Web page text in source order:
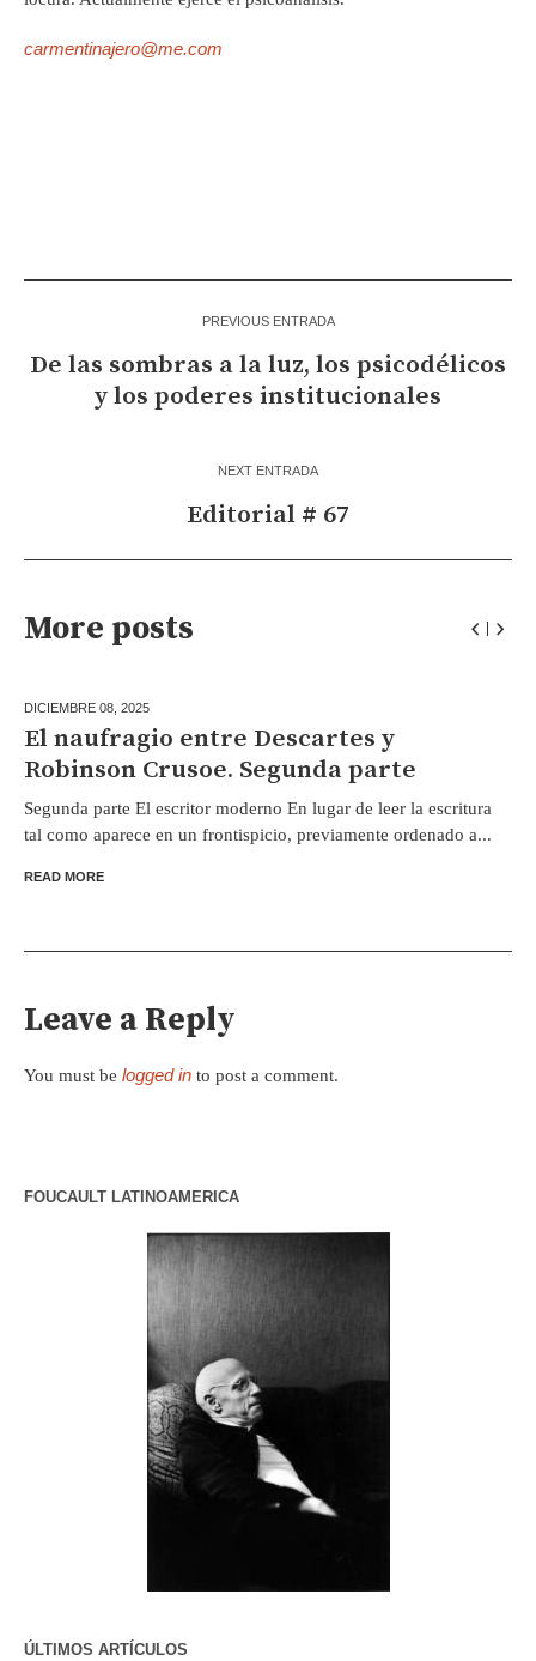
carmentinajero@me.com
PREVIOUS ENTRADA
De las sombras a la luz, los psicodélicos
y los poderes institucionales
NEXT ENTRADA
Editorial # 67
More posts
DICIEMBRE 08, 2025
El naufragio entre Descartes y
Robinson Crusoe. Segunda parte
Segunda parte El escritor moderno En lugar de leer la escritura
tal como aparece en un frontispicio, previamente ordenado a...
READ MORE
Leave a Reply
You must be logged in to post a comment.
FOUCAULT LATINOAMERICA
ÚLTIMOS ARTÍCULOS